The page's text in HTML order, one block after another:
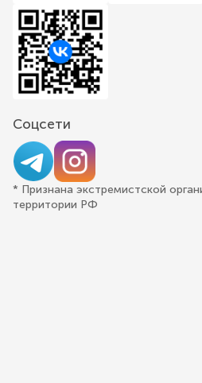
Соцсети
* Признана экстремистской
территории РФ